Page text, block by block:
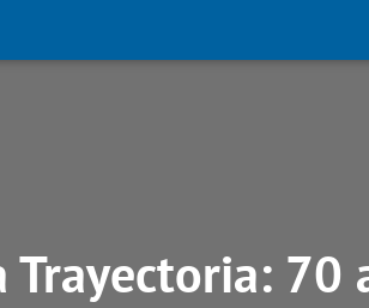
Trayectoria: 70